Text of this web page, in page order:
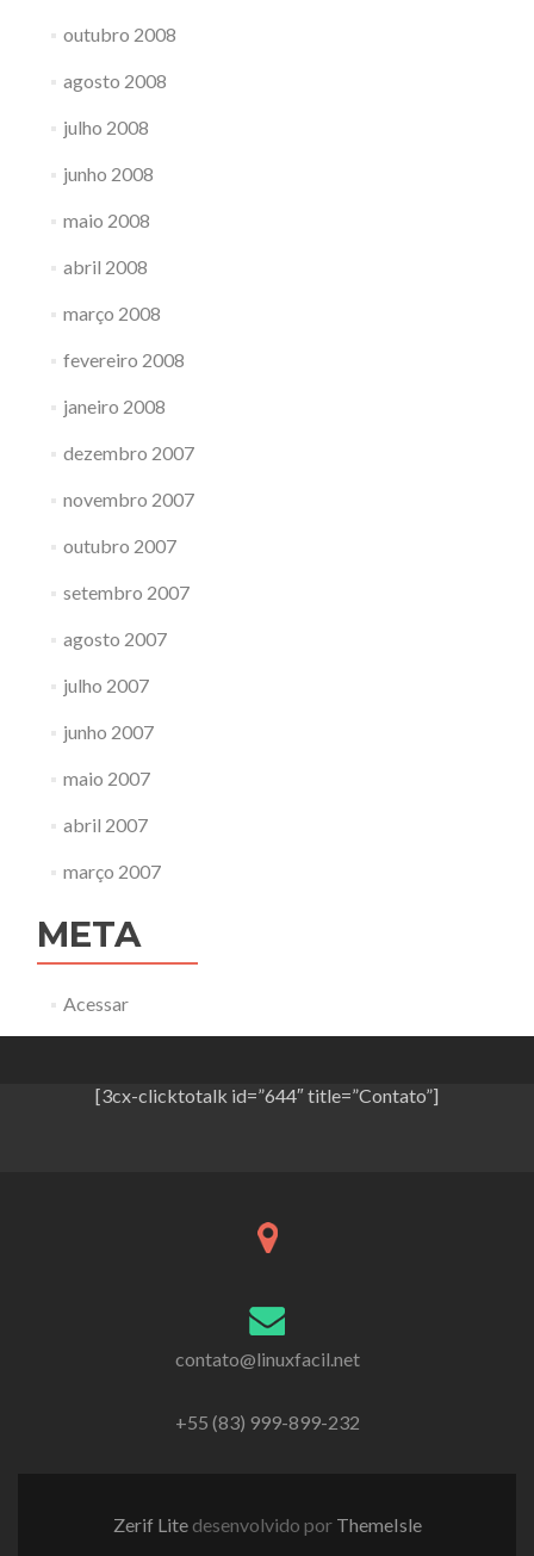
outubro 2008
agosto 2008
julho 2008
junho 2008
maio 2008
abril 2008
março 2008
fevereiro 2008
janeiro 2008
dezembro 2007
novembro 2007
outubro 2007
setembro 2007
agosto 2007
julho 2007
junho 2007
maio 2007
abril 2007
março 2007
META
Acessar
[3cx-clicktotalk id=”644″ title=”Contato”]
contato@linuxfacil.net
+55 (83) 999-899-232
Zerif Lite desenvolvido por ThemeIsle